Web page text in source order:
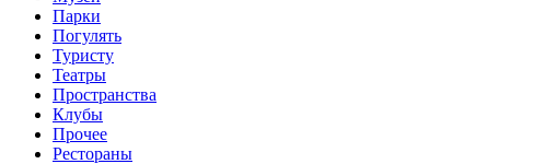
Парки
Погулять
Туристу
Театры
Пространства
Клубы
Прочее
Рестораны